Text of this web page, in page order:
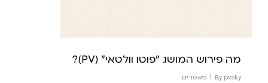
מה פירוש המושג "פוטו וולטאי" (PV)?
By pvsky מאמרים